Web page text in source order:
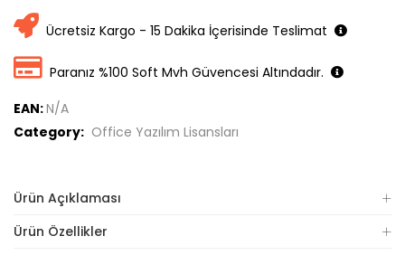
Ücretsiz Kargo - 15 Dakika İçerisinde Teslimat
Paranız %100 Soft Mvh Güvencesi Altındadır.
EAN:N/A
Category: Office Yazılım Lisansları
Ürün Açıklaması
Ürün Özellikler